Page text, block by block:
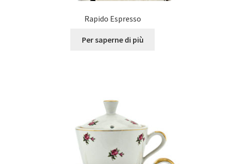
Rapido Espresso
Per saperne di più